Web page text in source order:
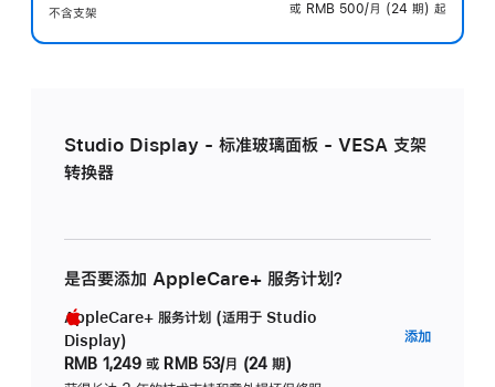
不含支架
或 RMB 500/月 (24 期) 起
Studio Display - 标准玻璃面板 - VESA 支架
转换器
是否要添加 AppleCare+ 服务计划？
AppleCare+ 服务计划 (适用于 Studio
Display)
RMB 1,249 或 RMB 53/月 (24 期)
添加